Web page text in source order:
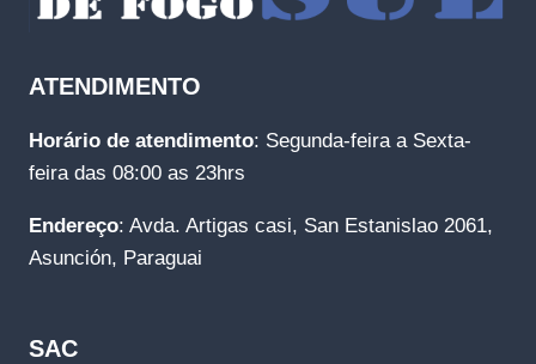
ATENDIMENTO
Horário de atendimento: Segunda-feira a Sexta-
feira das 08:00 as 23hrs
Endereço: Avda. Artigas casi, San Estanislao 2061,
Asunción, Paraguai
SAC